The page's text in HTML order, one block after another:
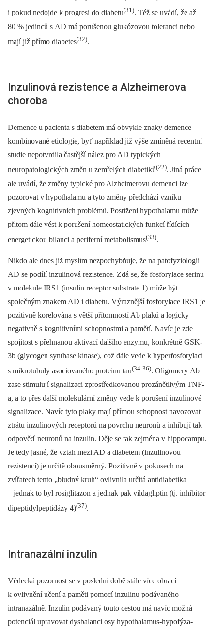
i pokud nedojde k progresi do diabetu(31). Též se uvádí, že až
80 % jedinců s AD má porušenou glukózovou toleranci nebo
mají již přímo diabetes(32).
Inzulinová rezistence a Alzheimerova
choroba
Demence u pacienta s diabetem má obvykle znaky demence
kombinované etiologie, byť například již výše zmíněná recentní
studie nepotvrdila častější nález pro AD typických
neuropatologických změn u zemřelých diabetiků(22). Jiná práce
ale uvádí, že změny typické pro Alzheimerovu demenci lze
pozorovat v hypothalamu a tyto změny předchází vzniku
zjevných kognitivních problémů. Postižení hypothalamu může
přitom dále vést k porušení homeostatických funkcí řídících
energetickou bilanci a periferní metabolismus(33).
Nikdo ale dnes již myslím nezpochybňuje, že na patofyziologii
AD se podílí inzulinová rezistence. Zdá se, že fosforylace serinu
v molekule IRS1 (insulin receptor substrate 1) může být
společným znakem AD i diabetu. Výraznější fosforylace IRS1 je
pozitivně korelována s větší přítomností Ab plaků a logicky
negativně s kognitivními schopnostmi a pamětí. Navíc je zde
spojitost s přehnanou aktivací dalšího enzymu, konkrétně GSK-
3b (glycogen synthase kinase), což dále vede k hyperfosforylaci
s mikrotubuly asociovaného proteinu tau(34-36). Oligomery Ab
zase stimulují signalizaci zprostředkovanou prozánětlivým TNF-
a, a to přes další molekulární změny vede k porušení inzulinové
signalizace. Navíc tyto plaky mají přímou schopnost navozovat
ztrátu inzulinových receptorů na povrchu neuronů a inhibují tak
odpověď neuronů na inzulin. Děje se tak zejména v hippocampu.
Je tedy jasné, že vztah mezi AD a diabetem (inzulinovou
rezistencí) je určitě obousměrný. Pozitivně v pokusech na
zvířatech tento „bludný kruh“ ovlivnila určitá antidiabetika
–⁠ jednak to byl rosiglitazon a jednak pak vildagliptin (tj. inhibitor
dipeptidylpeptidázy 4)(37).
Intranazální inzulin
Vědecká pozornost se v poslední době stále více obrací
k ovlivnění učení a paměti pomocí inzulinu podávaného
intranazálně. Inzulin podávaný touto cestou má navíc možná
potenciál upravovat dysbalanci osy hypothalamus-hypofýza-